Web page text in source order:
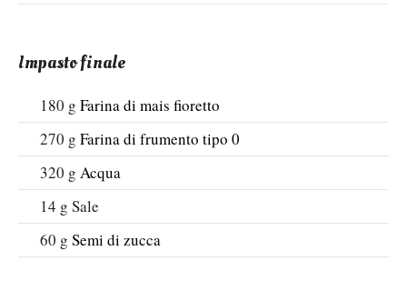
Impasto finale
180 g Farina di mais fioretto
270 g Farina di frumento tipo 0
320 g Acqua
14 g Sale
60 g Semi di zucca